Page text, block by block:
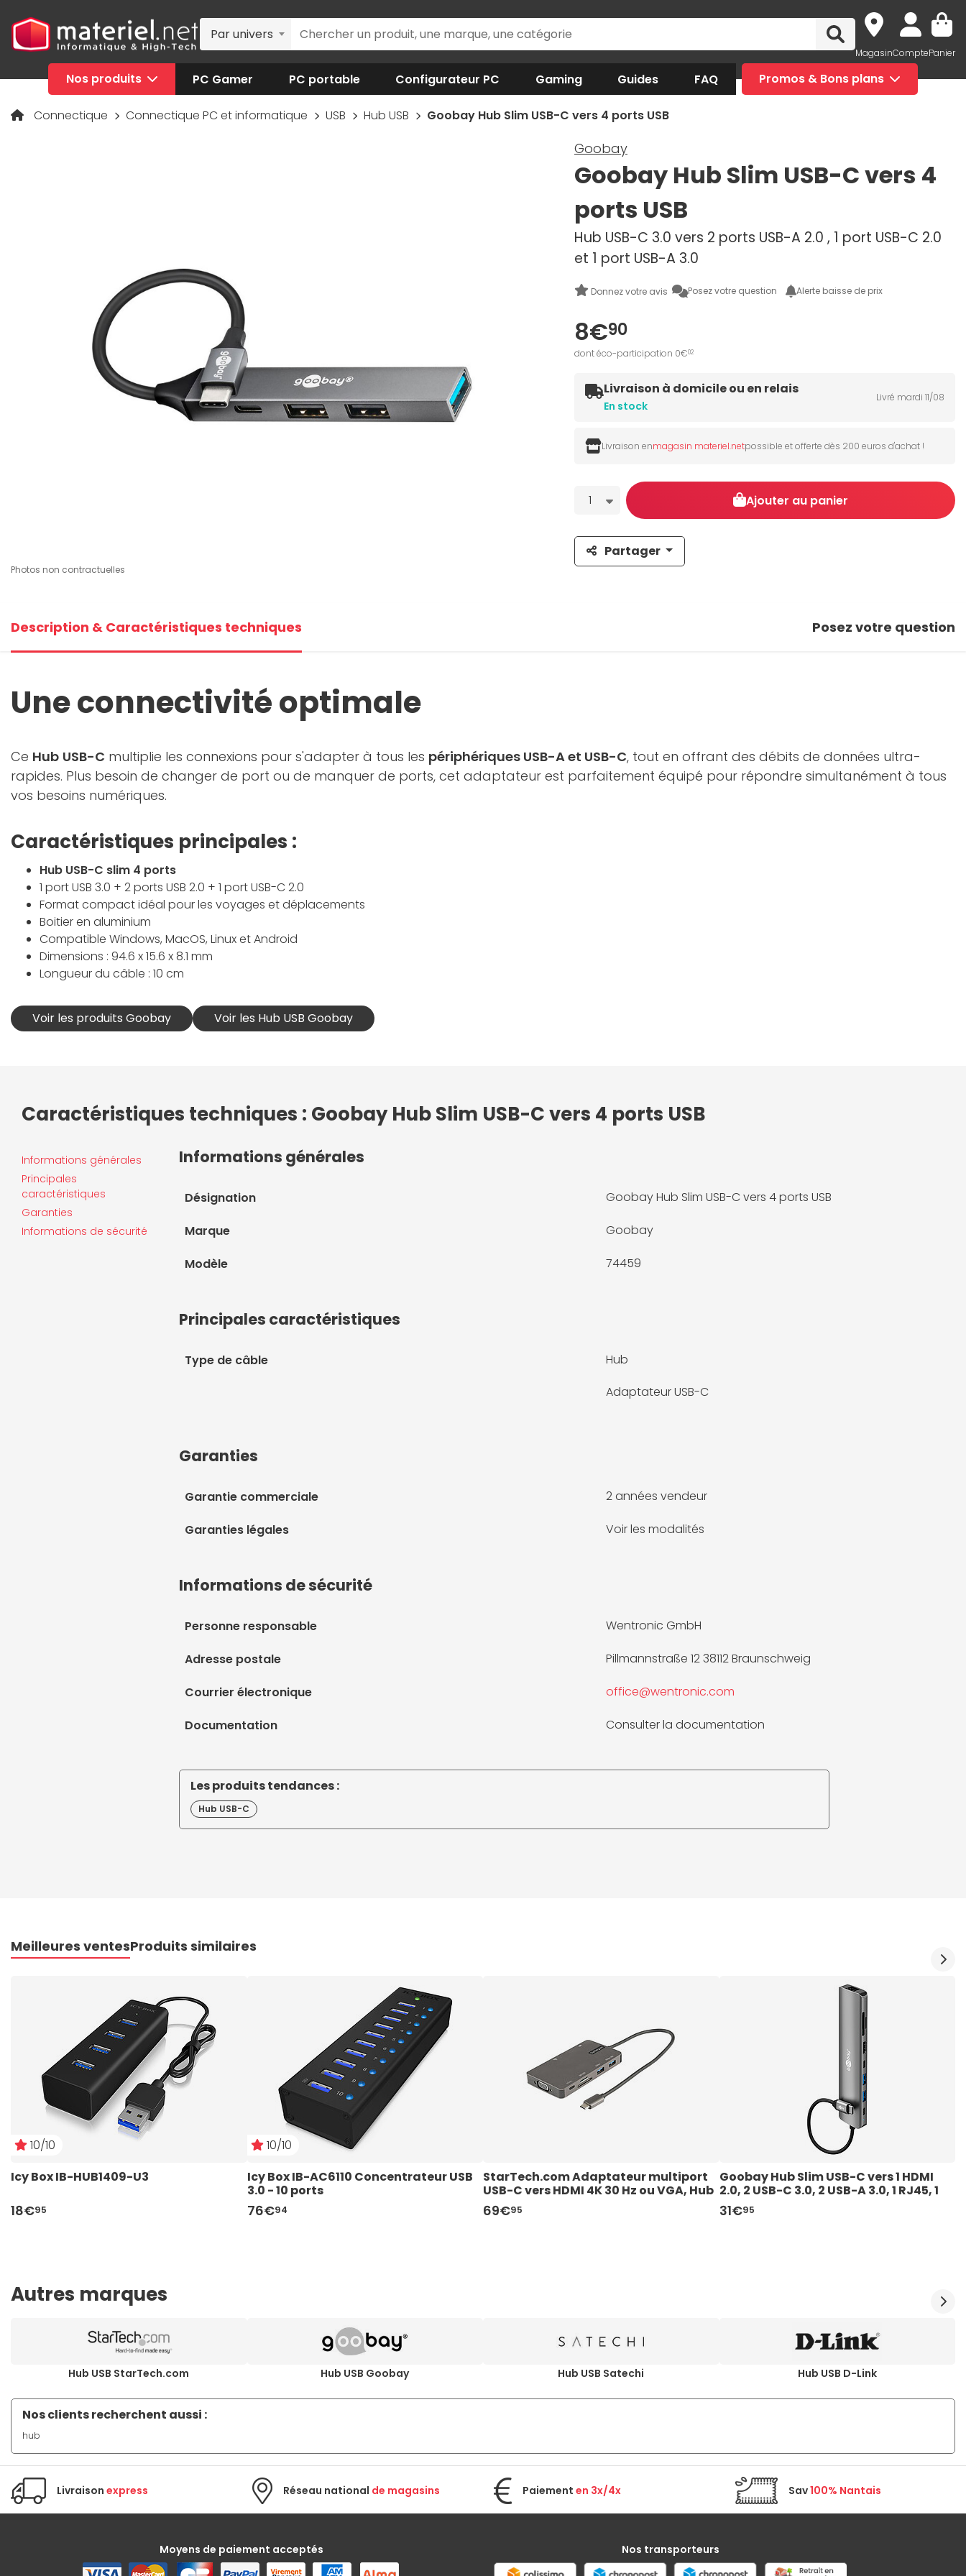
Par univers
MagasinComptePanier
Nos produits PC Gamer PC portable Configurateur PC Gaming Guides FAQ Promos & Bons plans
Connectique Connectique PC et informatique USB Hub USB Goobay Hub Slim USB-C vers 4 ports USB
Photos non contractuelles
Goobay
Goobay Hub Slim USB-C vers 4
ports USB
Hub USB-C 3.0 vers 2 ports USB-A 2.0 , 1 port USB-C 2.0
et 1 port USB-A 3.0
Donnez votre avis Posez votre question Alerte baisse de prix
8€90
dont éco-participation 0€02
Livraison à domicile ou en relais
En stock
Livré mardi 11/08
Livraison enmagasin materiel.netpossible et offerte dès 200 euros d'achat !
Quantité
1 Ajouter au panier
Partager
Description & Caractéristiques techniques Posez votre question
Une connectivité optimale
Ce Hub USB-C multiplie les connexions pour s'adapter à tous les périphériques USB-A et USB-C, tout en offrant des débits de données ultra-
rapides. Plus besoin de changer de port ou de manquer de ports, cet adaptateur est parfaitement équipé pour répondre simultanément à tous
vos besoins numériques.
Caractéristiques principales :
Hub USB-C slim 4 ports
1 port USB 3.0 + 2 ports USB 2.0 + 1 port USB-C 2.0
Format compact idéal pour les voyages et déplacements
Boitier en aluminium
Compatible Windows, MacOS, Linux et Android
Dimensions : 94.6 x 15.6 x 8.1 mm
Longueur du câble : 10 cm
Voir les produits Goobay Voir les Hub USB Goobay
Caractéristiques techniques : Goobay Hub Slim USB-C vers 4 ports USB
Informations générales
Principales
caractéristiques
Garanties
Informations de sécurité
Informations générales
Désignation Goobay Hub Slim USB-C vers 4 ports USB
Marque Goobay
Modèle 74459
Principales caractéristiques
Type de câble
Hub
Adaptateur USB-C
Garanties
Garantie commerciale 2 années vendeur
Garanties légales Voir les modalités
Informations de sécurité
Personne responsable Wentronic GmbH
Adresse postale Pillmannstraße 12 38112 Braunschweig
Courrier électronique office@wentronic.com
Documentation Consulter la documentation
Les produits tendances :
Hub USB-C
Meilleures ventesProduits similaires
10/10
Icy Box IB-HUB1409-U3
18€95
10/10
Icy Box IB-AC6110 Concentrateur USB
3.0 - 10 ports
76€94
StarTech.com Adaptateur multiport
USB-C vers HDMI 4K 30 Hz ou VGA, Hub
3 ports USB 3.0, RJ45, SD/microSD et
Power Delivery 100W
69€95
Goobay Hub Slim USB-C vers 1 HDMI
2.0, 2 USB-C 3.0, 2 USB-A 3.0, 1 RJ45, 1
SD et 1 microSD - PD 100W
31€95
Autres marques
Hub USB StarTech.com Hub USB Goobay Hub USB Satechi Hub USB D-Link
Nos clients recherchent aussi :
hub
Livraison express Réseau national de magasins Paiement en 3x/4x Sav100% Nantais
Moyens de paiement acceptés Nos transporteurs